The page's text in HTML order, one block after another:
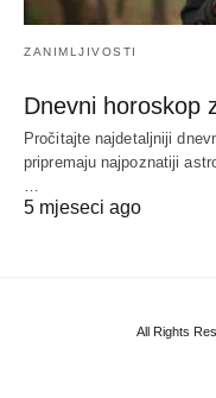
ZANIMLJIVOSTI
Dnevni horoskop
Pročitajte najdetaljniji
pripremaju najpoznatiji
5 mjeseci ago
All Rights